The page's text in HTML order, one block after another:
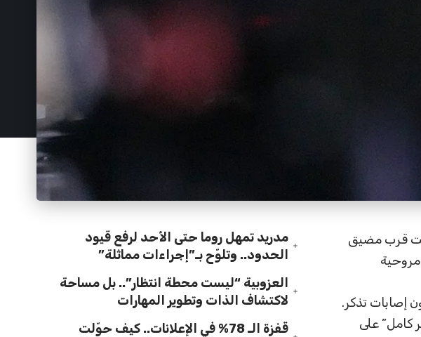
قرب مضيق
إصابات تذكر.
كامل” على
مدريد تمهل روما حتى الأحد لرفع قيود
الحدود.. وتلوّح بـ”إجراءات مماثلة”
العزوبية “ليست محطة انتظار”.. بل مساحة
لاكتشاف الذات وتطوير المهارات
قفزة الـ 78% في الإعلانات.. كيف حوّلت